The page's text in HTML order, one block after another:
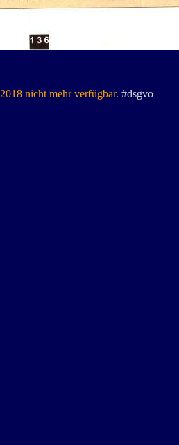
nicht mehr verfügbar. #dsgvo